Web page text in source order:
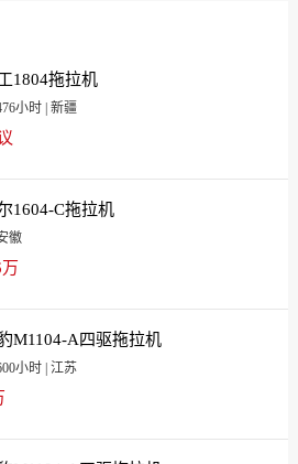
[山西]29900
[上海]34920省补22500
[云南]30100
1804拖拉机
小时 | 新疆
1604-C拖拉机
徽
M1104-A四驱拖拉机
小时 | 江苏